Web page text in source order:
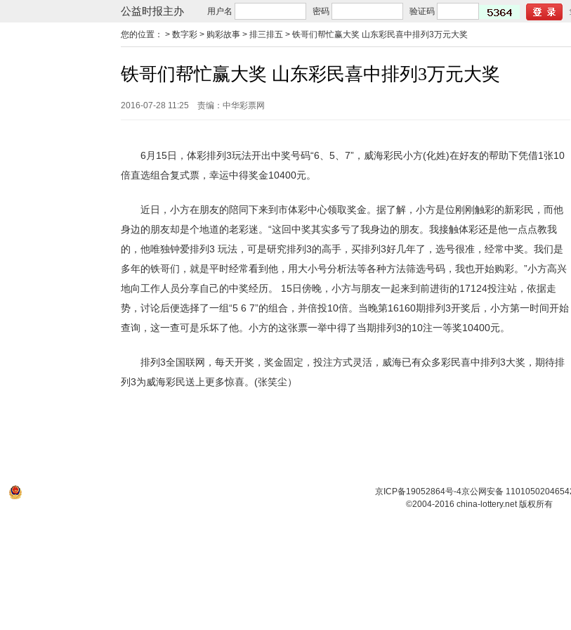
公益时报主办 用户名 密码 验证码
您的位置： > 数字彩 > 购彩故事 > 排三排五 > 铁哥们帮忙赢大奖 山东彩民喜中排列3万元大奖
铁哥们帮忙赢大奖 山东彩民喜中排列3万元大奖
2016-07-28 11:25 责编：中华彩票网
6月15日，体彩排列3玩法开出中奖号码“6、5、7”，威海彩民小方(化姓)在好友的帮助下凭借1张10
倍直选组合复式票，幸运中得奖金10400元。
近日，小方在朋友的陪同下来到市体彩中心领取奖金。据了解，小方是位刚刚触彩的新彩民，而他
身边的朋友却是个地道的老彩迷。“这回中奖其实多亏了我身边的朋友。我接触体彩还是他一点点教我
的，他唯独钟爱排列3 玩法，可是研究排列3的高手，买排列3好几年了，选号很准，经常中奖。我们是
多年的铁哥们，就是平时经常看到他，用大小号分析法等各种方法筛选号码，我也开始购彩。”小方高兴
地向工作人员分享自己的中奖经历。 15日傍晚，小方与朋友一起来到前进街的17124投注站，依据走
势，讨论后便选择了一组“5 6 7”的组合，并倍投10倍。当晚第16160期排列3开奖后，小方第一时间开始
查询，这一查可是乐坏了他。小方的这张票一举中得了当期排列3的10注一等奖10400元。
排列3全国联网，每天开奖，奖金固定，投注方式灵活，威海已有众多彩民喜中排列3大奖，期待排
列3为威海彩民送上更多惊喜。(张笑尘）
京ICP备19052864号-4京公网安备
©2004-2016 china-lottery.net 版权所有